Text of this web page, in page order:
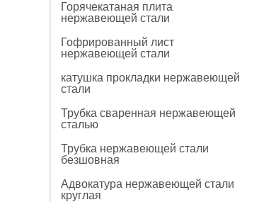
Горячекатаная плита
нержавеющей стали
Гофрированный лист
нержавеющей стали
катушка прокладки нержавеющей
стали
Трубка сваренная нержавеющей
сталью
Трубка нержавеющей стали
безшовная
Адвокатура нержавеющей стали
круглая